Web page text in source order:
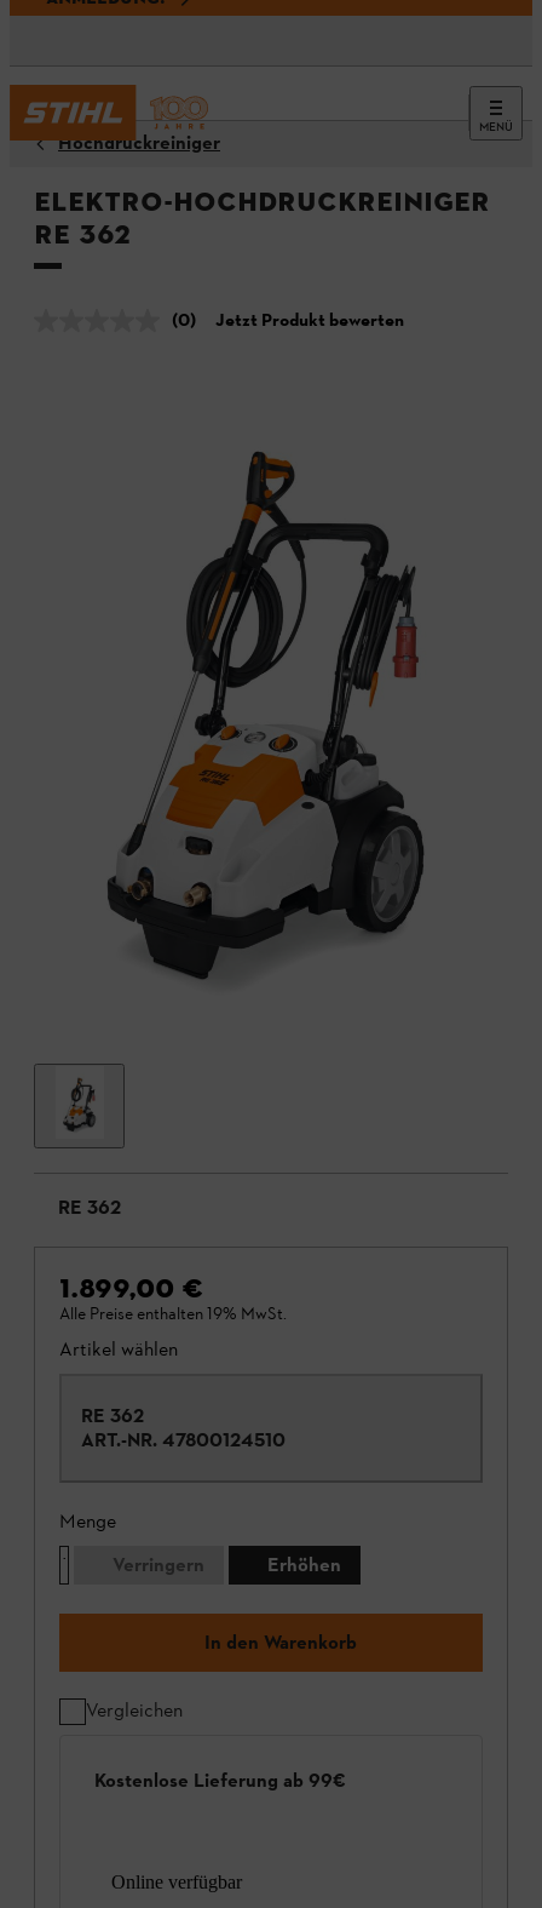
MENÜ
Hochdruckreiniger
Elektro-Hochdruckreiniger
RE 362
(0) Jetzt Produkt bewerten
RE 362
1.899,00 €
Alle Preise enthalten 19% MwSt.
Artikel wählen
RE 362
ART.-NR. 47800124510
Menge
Verringern
Erhöhen
In den Warenkorb
Vergleichen
Kostenlose Lieferung ab 99€
Online verfügbar